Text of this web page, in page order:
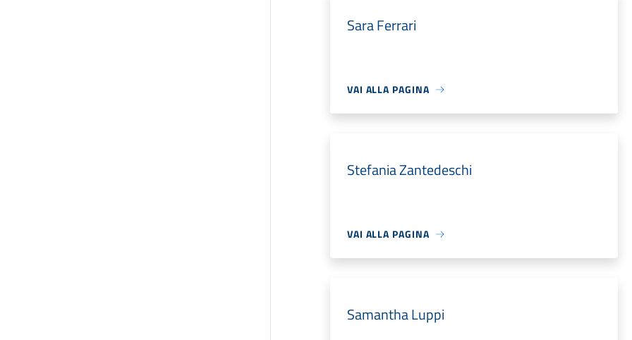
Sara Ferrari
VAI ALLA PAGINA
Stefania Zantedeschi
VAI ALLA PAGINA
Samantha Luppi